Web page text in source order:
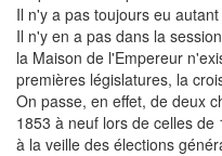
Il n'y a pas toujours eu
Il n'y en a pas dans la
la Maison de l'Empereur
premières législatures, la
On passe, en effet, de deux
1853 à neuf lors de celles
à la veille des élections